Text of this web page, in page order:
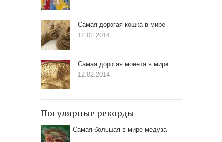
Самая дорогая кошка в мире
12.02.2014
Самая дорогая монета в мире
12.02.2014
Популярные рекорды
Самая большая в мире медуза